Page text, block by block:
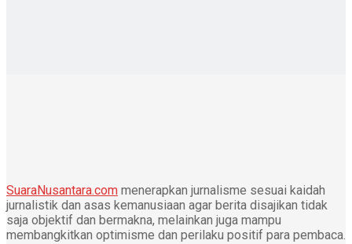
SuaraNusantara.com menerapkan jurnalisme sesuai kaidah
jurnalistik dan asas kemanusiaan agar berita disajikan tidak
saja objektif dan bermakna, melainkan juga mampu
membangkitkan optimisme dan perilaku positif para pembaca.